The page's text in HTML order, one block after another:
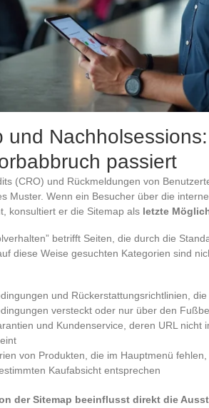
und
passiert
(CRO) und Rückmeldungen von
Muster. Wenn ein Besucher über die
konsultiert er die Sitemap als letzte
betrifft Seiten, die durch die
diese Weise gesuchten Kategorien sind
und Rückerstattungsrichtlinien,
versteckt oder nur über den
und Kundenservice, deren URL nicht
von Produkten, die im Hauptmenü
Kaufabsicht entsprechen
der Sitemap beeinflusst direkt die